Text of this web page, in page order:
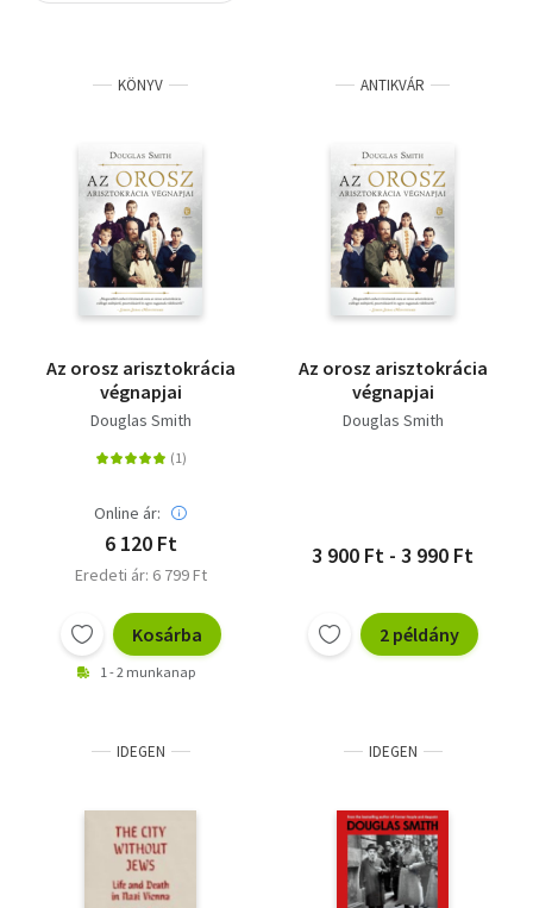
Tankönyv, segédkönyv
Természettudomány
Történelem
KÖNYV
Az orosz arisztokrácia
végnapjai
Douglas Smith
Online ár:
6 120 Ft
Eredeti ár: 6 799 Ft
Kosárba
1 - 2 munkanap
ANTIKVÁR
Az orosz arisztokrácia
végnapjai
Douglas Smith
3 900 Ft - 3 990 Ft
2 példány
IDEGEN IDEGEN